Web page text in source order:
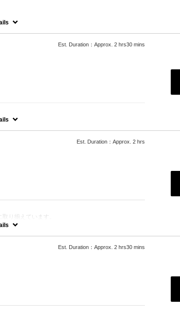
けないこともあります。
Est. Duration：Approx. 2 hrs30 mins
Est. Duration：Approx. 2 hrs
り揃えています。
Est. Duration：Approx. 2 hrs30 mins